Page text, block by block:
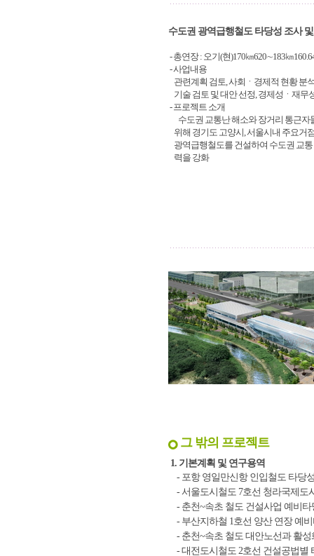
수도권 광역급행철도 타당성 조사
- 총연장 : 오기(현)170㎞620∼183㎞
- 사업내용
관련계획 검토, 사회ㆍ경제적 현황 분
기술 검토 및 대안 선정, 경제성ㆍ재무
- 프로젝트 소개
수도권 교통난 해소와 장거리 통근자
위해 경기도 고양시, 서울시내 주요거
광역급행철도를 건설하여 수도권 교
력을 강화
그 밖의 프로젝트
1. 기본계획 및 연구용역
- 포항 영일만신항 인입철도 타당
- 서울도시철도 7호선 청라국제도
- 춘천~속초 철도 건설사업 예비타
- 부산지하철 1호선 양산 연장 예
- 춘천~속초 철도 대안노선과 활
- 대전도시철도 2호선 건설공법별